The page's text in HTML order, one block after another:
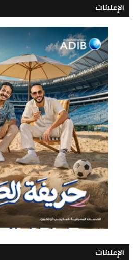
الإعلانات
الإعلانات